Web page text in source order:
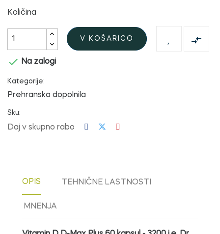
Količina
V KOŠARICO

 Na zalogi
Kategorije:
Prehranska dopolnila
Sku:
Daj v skupno rabo
OPIS TEHNIČNE LASTNOSTI
MNENJA